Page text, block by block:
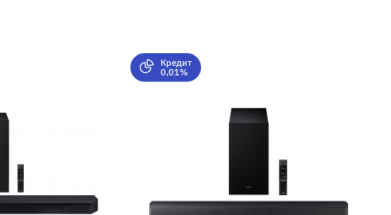
Кредит
0,01%